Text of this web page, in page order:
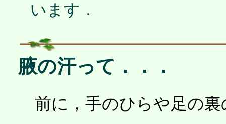
います．
腋の汗って．．．
前に，手のひらや足の裏